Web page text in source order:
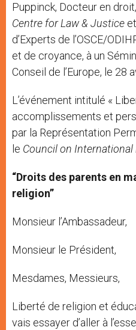
Puppinck, Docteur en
Centre for Law & Justice
d’Experts de l’OSCE/
et de croyance, à un
Conseil de l’Europe, le 28
L’événement intitulé «
accomplissements et
par la Représentation
le Council on International
“Droits des parents en
religion”
Monsieur l’Ambassadeur,
Monsieur le Président,
Mesdames, Messieurs,
Liberté de religion et
vais essayer d’aller à